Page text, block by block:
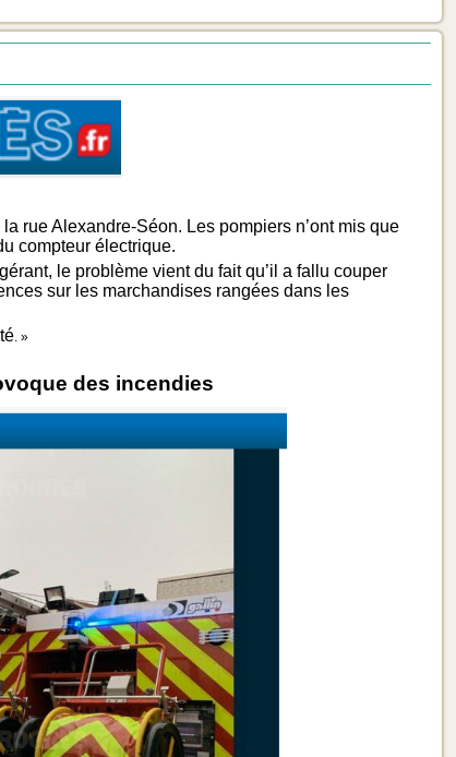
rue Alexandre-Séon. Les pompiers n’ont mis que
compteur électrique.
le problème vient du fait qu’il a fallu couper
sur les marchandises rangées dans les
. »
des incendies